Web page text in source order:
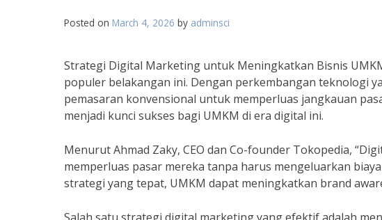
Posted on March 4, 2026 by adminsci
Strategi Digital Marketing untuk Meningkatkan Bisnis
populer belakangan ini. Dengan perkembangan teknologi
pemasaran konvensional untuk memperluas jangkauan
menjadi kunci sukses bagi UMKM di era digital ini.
Menurut Ahmad Zaky, CEO dan Co-founder Tokopedia,
memperluas pasar mereka tanpa harus mengeluarkan
strategi yang tepat, UMKM dapat meningkatkan brand